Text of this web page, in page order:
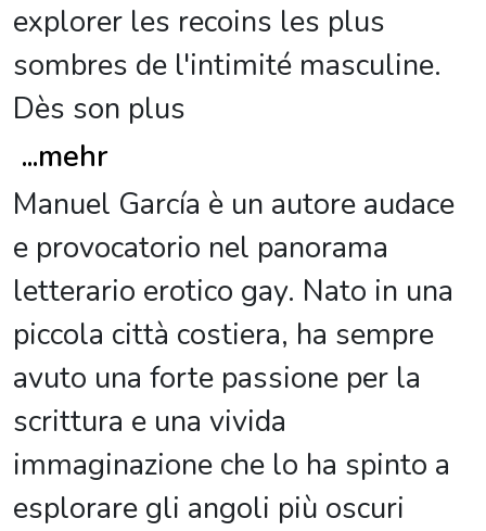
explorer les recoins les plus
sombres de l'intimité masculine.
Dès son plus
...mehr
Manuel García è un autore audace
e provocatorio nel panorama
letterario erotico gay. Nato in una
piccola città costiera, ha sempre
avuto una forte passione per la
scrittura e una vivida
immaginazione che lo ha spinto a
esplorare gli angoli più oscuri